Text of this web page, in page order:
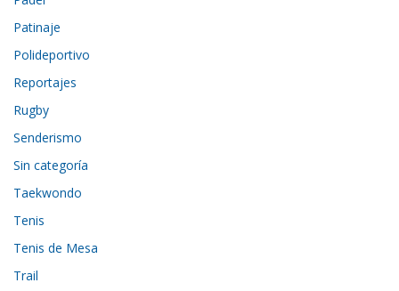
Patinaje
Polideportivo
Reportajes
Rugby
Senderismo
Sin categoría
Taekwondo
Tenis
Tenis de Mesa
Trail